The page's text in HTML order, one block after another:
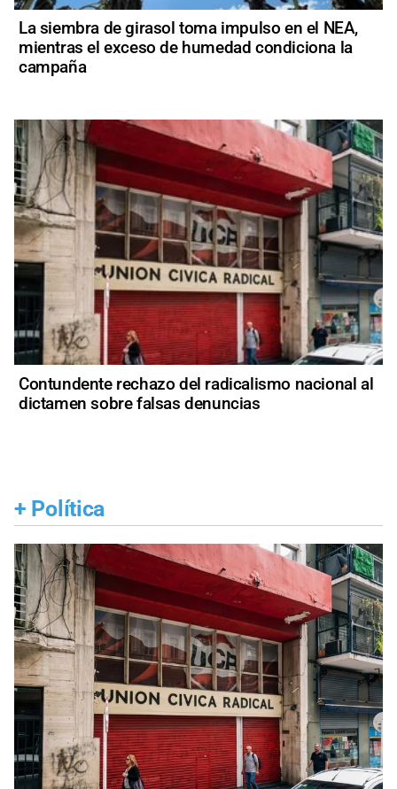
La siembra de girasol toma impulso en el NEA,
mientras el exceso de humedad condiciona la
campaña
Contundente rechazo del radicalismo nacional al
dictamen sobre falsas denuncias
+ Política